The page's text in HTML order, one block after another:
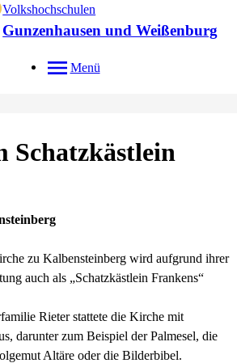
Volkshochschulen
Gunzenhausen und Weißenburg
Menü
Schatzkästlein
zu Kalbensteinberg wird aufgrund ihrer
auch als „Schatzkästlein Frankens“
Rieter stattete die Kirche mit
darunter zum Beispiel der Palmesel, die
Altäre oder die Bilderbibel.